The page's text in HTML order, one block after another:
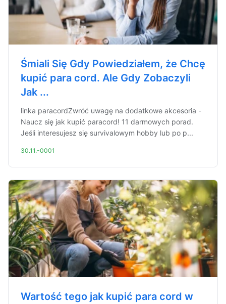
Śmiali Się Gdy Powiedziałem, że Chcę
kupić para cord. Ale Gdy Zobaczyli
Jak ...
linka paracordZwróć uwagę na dodatkowe akcesoria -
Naucz się jak kupić paracord! 11 darmowych porad.
Jeśli interesujesz się survivalowym hobby lub po p...
30.11.-0001
Wartość tego jak kupić para cord w